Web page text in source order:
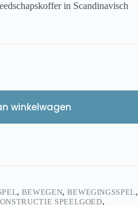
in Scandinavisch
winkelwagen
, BEWEGEN, BEWEGINGSSPEL,
SPEELGOED,